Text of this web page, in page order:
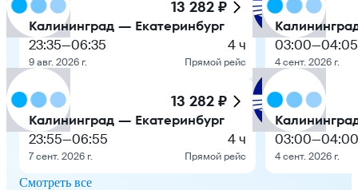
13 282 ₽
Калининград — Екатеринбург
23:35—06:35
9 авг. 2026 г.
4 ч
Прямой рейс
13 282 ₽
Калининград — Екатеринбург
23:55—06:55
7 сент. 2026 г.
4 ч
Прямой рейс
03:00—04:05
4 сент. 2026 г.
03:00—04:00
4 сент. 2026 г.
Смотреть все